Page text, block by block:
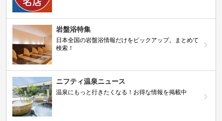
岩盤浴特集
日本全国の岩盤浴情報だけをピックアップ。まとめて
検索！
ニフティ温泉ニュース
温泉にもっと行きたくなる！お得な情報を掲載中